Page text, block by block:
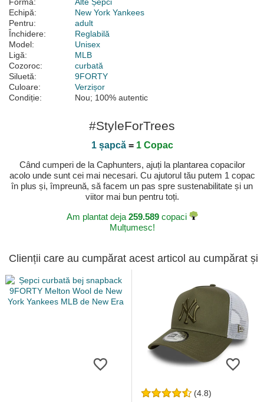
Formă:
Alte Șepci
Echipă:
New York Yankees
Pentru:
adult
Închidere:
Reglabilă
Model:
Unisex
Ligă:
MLB
Cozoroc:
curbată
Siluetă:
9FORTY
Culoare:
Verzișor
Condiție:
Nou; 100% autentic
#StyleForTrees
1 șapcă= 1 Copac
Când cumperi de la Caphunters, ajuți la plantarea copacilor
acolo unde sunt cei mai necesari. Cu ajutorul tău putem 1 copac
în plus și, împreună, să facem un pas spre sustenabilitate și un
viitor mai bun pentru toți.
Am plantat deja 259.589copaci
Mulțumesc!
Clienții care au cumpărat acest articol au cumpărat și
(4.8)